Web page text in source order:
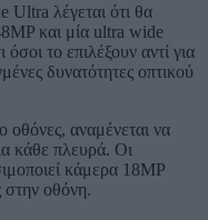
Ultra λέγεται ότι θα
και μία ultra wide
το επιλέξουν αντί για
δυνατότητες οπτικού
οθόνες, αναμένεται να
κάθε πλευρά. Οι
κάμερα 18MP
στην οθόνη.